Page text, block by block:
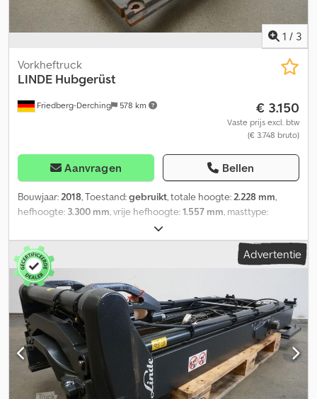
1 / 3
Friedberg-Derching 578 km
Vorkheftruck
LINDE Hubgerüst
€ 3.150
Vaste prijs excl. btw
(€ 3.748 bruto)
Aanvragen Bellen
Bouwjaar:2018, Toestand:gebruikt, totale hoogte:2.228 mm,
hefhoogte: 3.300 mm, vrije hefhoogte:1.557 mm, masttype:
, Mastuitvoering: Duplex, hefvermogen 2500 kg bij 500 mm
lastzwaartepunt, mast: zonder extra hydrauliek, bouwhoogte: 2228
mm, hefhoogte: 3300 mm, vrije hefhoogte: 1557 mm,
vorkendragerbreedte: 1150 mm, mast voor serie: 387 E20-25,
nagenoeg nieuwe duplex mast met vorkendrager van 1150 mm
breed, zonder extra hydrauliek en zonder vorken, zwaartepunt
van de lading: 500 mm. Credpfjw Uzr Nox Aagef
Advertentie